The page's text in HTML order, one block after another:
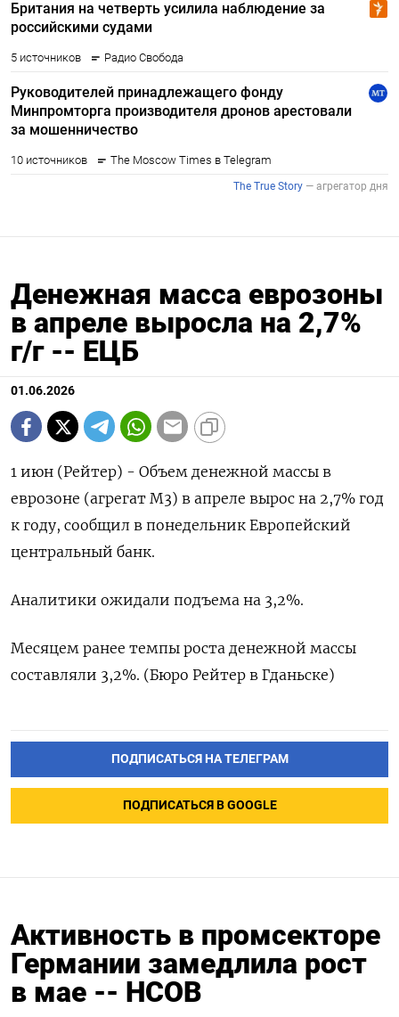
Денежная масса еврозоны
в апреле выросла на 2,7%
г/г -- ЕЦБ
01.06.2026
1 июн (Рейтер) - Объем ‌денежной массы ​в ​
еврозоне (агрегат ​М3) ⁠в ‌апреле вырос ‌на 2,7% ​год
‌к ​году, ‌сообщил в понедельник Европейский ​
центральный ​банк.
Аналитики ‌ожидали ​подъема на 3,2%.
Месяцем ранее темпы ​роста ⁠денежной массы
‌составляли ‌3,2%. (Бюро Рейтер ​в ‌Гданьске)
ПОДПИСАТЬСЯ НА ТЕЛЕГРАМ
ПОДПИСАТЬСЯ В GOOGLE
Активность в промсекторе
Германии замедлила рост
в мае -- HCOB